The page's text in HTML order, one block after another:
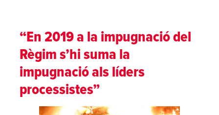
“En 2019 a la impugnació del
Règim s’hi suma la
impugnació als líders
processistes”